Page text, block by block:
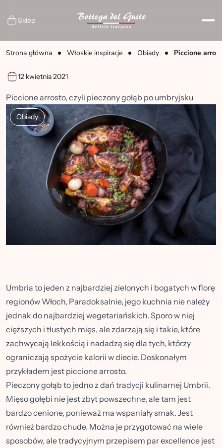
Sklep
Strona główna Włoskie inspiracje Obiady Piccione
12 kwietnia 2021
Piccione arrosto, czyli pieczony gołąb po umbryjsku
Obiady
Umbria to jeden z najbardziej zielonych i bogatych w florę
regionów Włoch, Paradoksalnie, jego kuchnia nie należy
jednak do najbardziej wegetariańskich. Sporo w niej
cięższych i tłustych mięs, ale zdarzają się i takie, które
zachwycają lekkością i nadadzą się dla tych, którzy
ograniczają spożycie kalorii w diecie. Doskonałym
przykładem jest piccione arrosto.
Pieczony gołąb to jedno z dań tradycji kulinarnej Umbrii.
Mięso gołębi nie jest zbyt powszechne, ale tam jest
bardzo cenione, ponieważ ma wspaniały smak. Jest
również bardzo chude. Można je przygotować na wiele
sposobów, ale tradycyjnym przepisem par excellence jest